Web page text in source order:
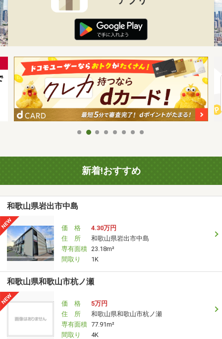
新着!おすすめ
和歌山県岩出市中島
価 格
4.30万円
住 所
和歌山県岩出市中島
専有面積 23.18m²
間取り
1K
和歌山県和歌山市杭ノ瀬
価 格
5万円
住 所
和歌山県和歌山市杭ノ瀬
専有面積 77.91m²
間取り
4K